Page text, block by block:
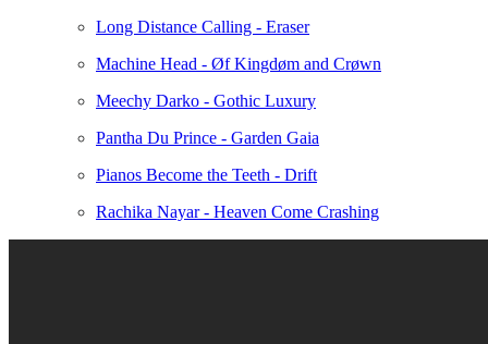
Long Distance Calling - Eraser
Machine Head - Øf Kingdøm and Crøwn
Meechy Darko - Gothic Luxury
Pantha Du Prince - Garden Gaia
Pianos Become the Teeth - Drift
Rachika Nayar - Heaven Come Crashing